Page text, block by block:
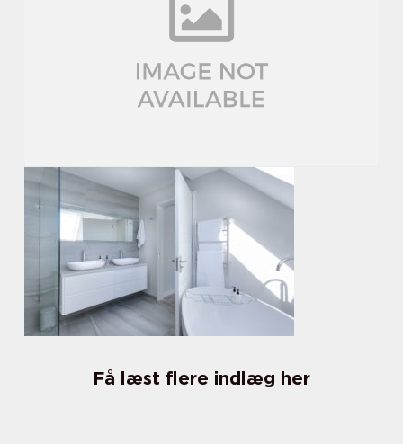
Få læst flere indlæg her